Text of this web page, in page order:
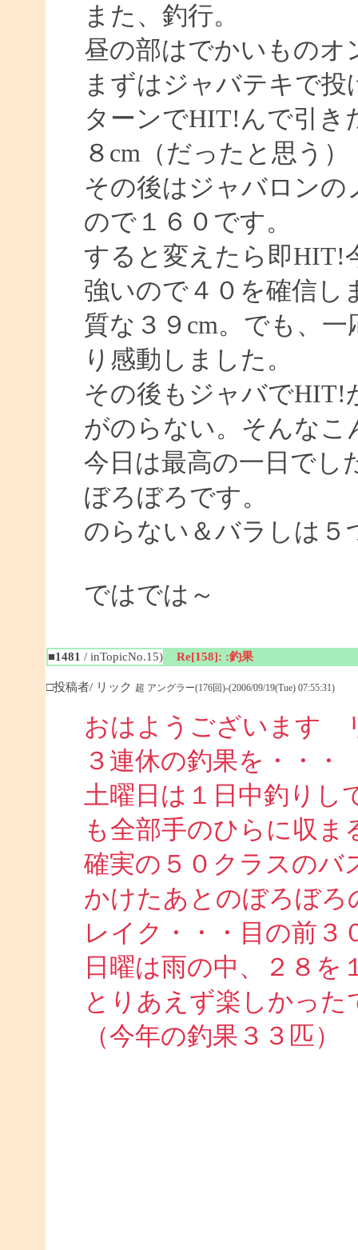
また、釣行。
昼の部はでかいものオ
まずはジャバテキで
ターンでHIT!んで引き
８cm（だったと思う）
その後はジャバロンの
ので１６０です。
すると変えたら即HIT!
強いので４０を確信し
質な３９cm。でも、
り感動しました。
その後もジャバでHIT!
がのらない。そんなこ
今日は最高の一日でし
ぼろぼろです。
のらない＆バラしは５
ではでは～
■1481 / inTopicNo.15) Re[158]: :釣果
□投稿者/ リック 超 アングラー(176回)-(2006/09/19(Tue) 07:55:31)
おはようございます
３連休の釣果を・・・
土曜日は１日中釣りし
も全部手のひらに収ま
確実の５０クラスのバ
かけたあとのぼろぼ
レイク・・・目の前３
日曜は雨の中、２８を
とりあえず楽しかった
（今年の釣果３３匹）